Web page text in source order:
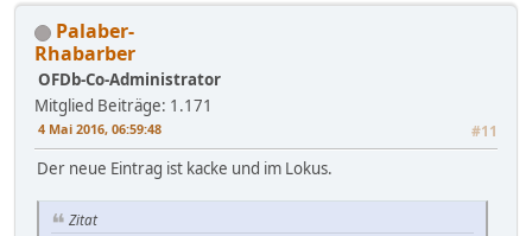
Palaber-
Rhabarber
OFDb-Co-Administrator
Mitglied Beiträge: 1.171
4 Mai 2016, 06:59:48 #11
Der neue Eintrag ist kacke und im Lokus.
Zitat